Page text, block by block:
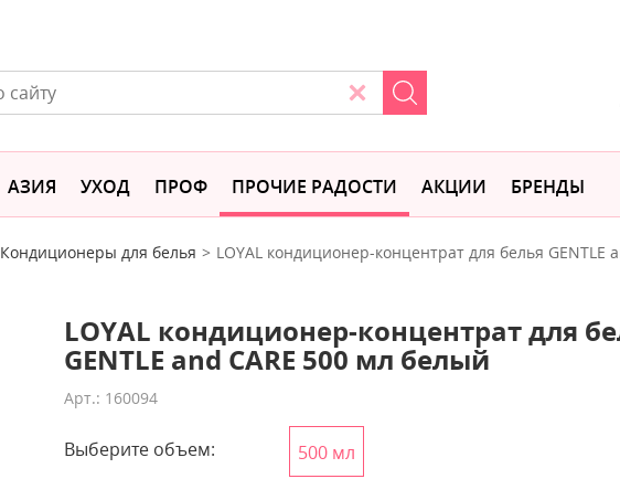
АЗИЯ УХОД ПРОФ ПРОЧИЕ РАДОСТИ АКЦИИ БРЕНДЫ
Кондиционеры для белья LOYAL кондиционер-концентрат для белья GENTLE
LOYAL кондиционер-концентрат для
GENTLE and CARE 500 мл белый
Арт.: 160094
Выберите объем: 500 мл